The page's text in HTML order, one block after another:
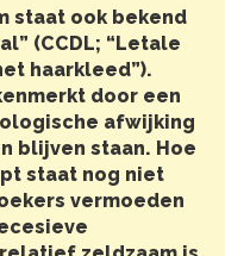
staat ook bekend
(CCDL; “Letale
haarkleed”).
door een
afwijking
blijven staan. Hoe
staat nog niet
vermoeden